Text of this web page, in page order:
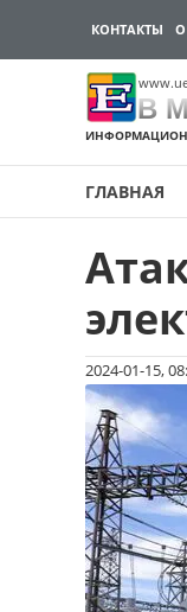
КОНТАКТЫ О
В
ГЛАВНАЯ
содержимому
2024-01-15,